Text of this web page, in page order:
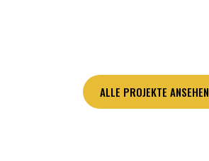
ALLE PROJEKTE ANSEHEN